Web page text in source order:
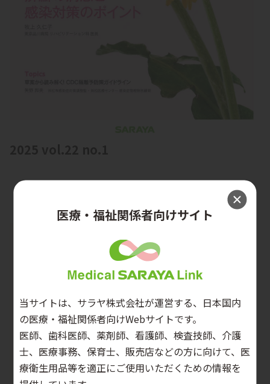
医療・福祉関係者向けサイト
当サイトは、サラヤ株式会社が運営する、日本国内
の医療・福祉関係者向けWebサイトです。
医師、歯科医師、薬剤師、看護師、検査技師、介護
士、医療事務、保育士、販売店などの方に向けて、医
療衛生用品等を適正にご使用いただくための情報を